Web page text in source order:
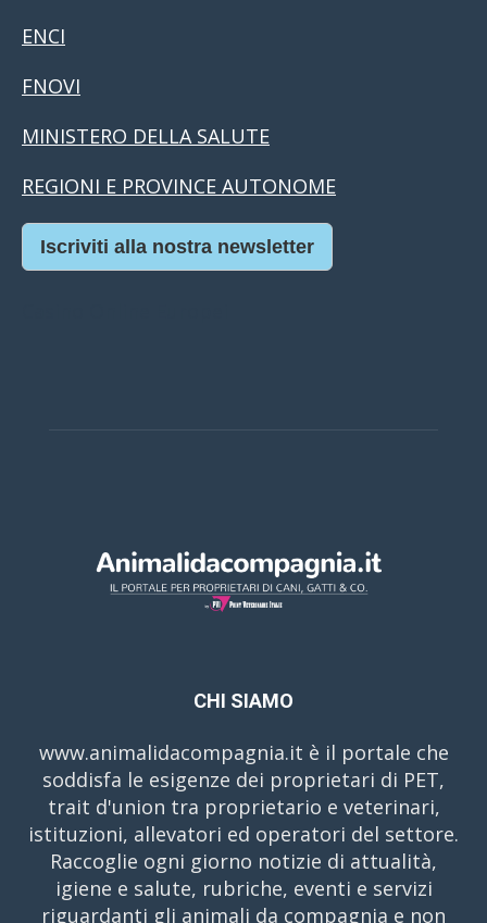
ENCI
FNOVI
MINISTERO DELLA SALUTE
REGIONI E PROVINCE AUTONOME
Iscriviti alla nostra newsletter
CHI SIAMO
www.animalidacompagnia.it è il portale che
soddisfa le esigenze dei proprietari di PET,
trait d'union tra proprietario e veterinari,
istituzioni, allevatori ed operatori del settore.
Raccoglie ogni giorno notizie di attualità,
igiene e salute, rubriche, eventi e servizi
riguardanti gli animali da compagnia e non